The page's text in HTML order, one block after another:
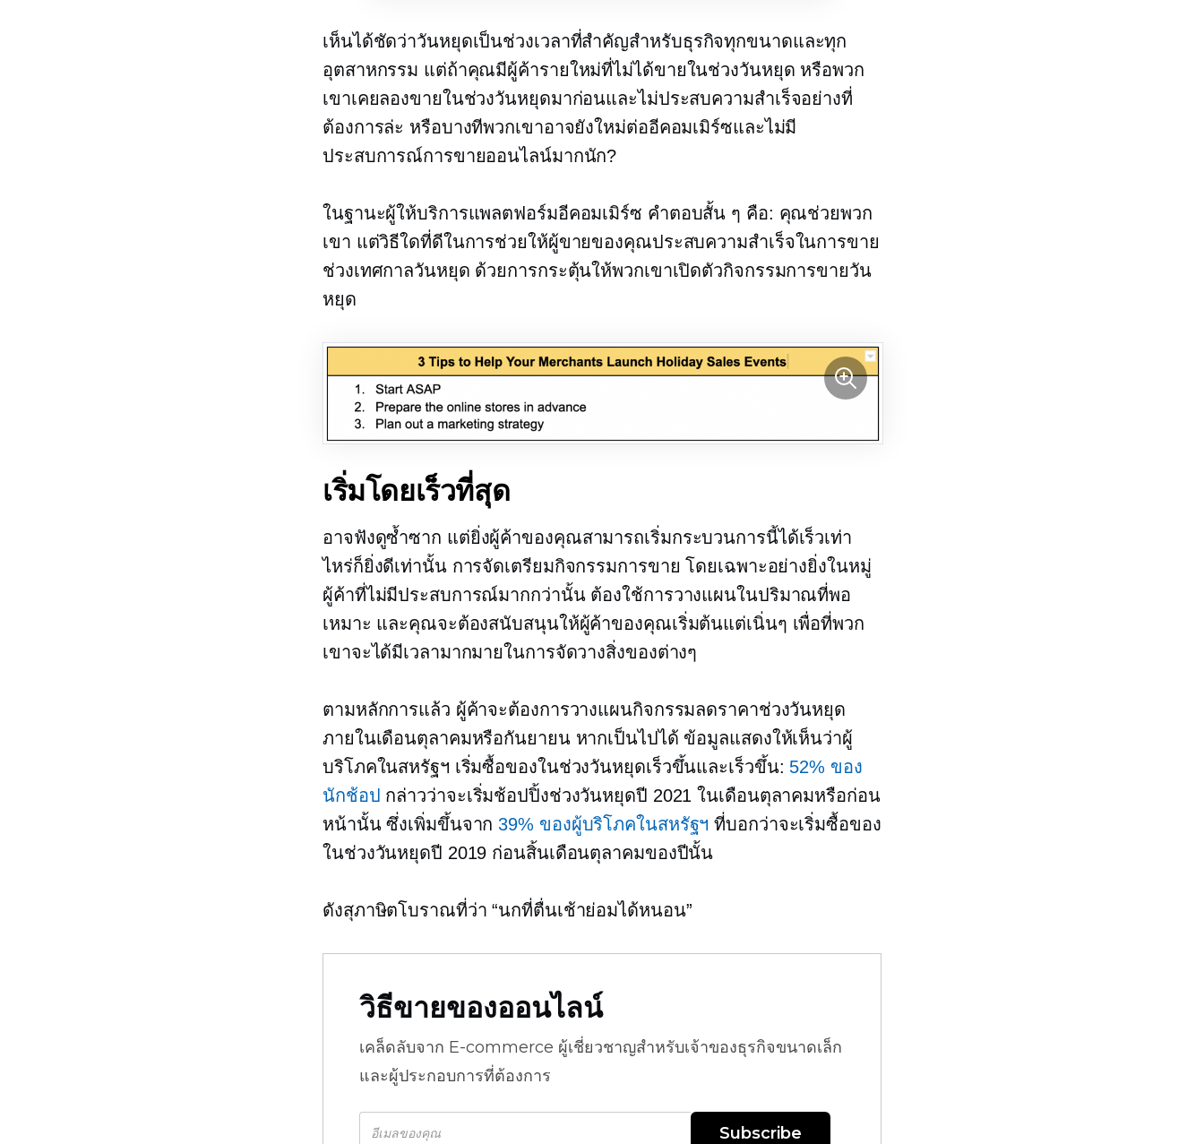
เห็นได้ชัดว่าวันหยุดเป็นช่วงเวลาที่สำคัญสำหรับธุรกิจทุกขนาดและทุก
อุตสาหกรรม แต่ถ้าคุณมีผู้ค้ารายใหม่ที่ไม่ได้ขายในช่วงวันหยุด หรือพวก
เขาเคยลองขายในช่วงวันหยุดมาก่อนและไม่ประสบความสำเร็จอย่างที่
ต้องการล่ะ หรือบางทีพวกเขาอาจยังใหม่ต่ออีคอมเมิร์ซและไม่มี
ประสบการณ์การขายออนไลน์มากนัก?
ในฐานะผู้ให้บริการแพลตฟอร์มอีคอมเมิร์ซ คำตอบสั้น ๆ คือ: คุณช่วยพวก
เขา แต่วิธีใดที่ดีในการช่วยให้ผู้ขายของคุณประสบความสำเร็จในการขาย
ช่วงเทศกาลวันหยุด ด้วยการกระตุ้นให้พวกเขาเปิดตัวกิจกรรมการขายวัน
หยุด
เริ่มโดยเร็วที่สุด
อาจฟังดูซ้ำซาก แต่ยิ่งผู้ค้าของคุณสามารถเริ่มกระบวนการนี้ได้เร็วเท่า
ไหร่ก็ยิ่งดีเท่านั้น การจัดเตรียมกิจกรรมการขาย โดยเฉพาะอย่างยิ่งในหมู่
ผู้ค้าที่ไม่มีประสบการณ์มากกว่านั้น ต้องใช้การวางแผนในปริมาณที่พอ
เหมาะ และคุณจะต้องสนับสนุนให้ผู้ค้าของคุณเริ่มต้นแต่เนิ่นๆ เพื่อที่พวก
เขาจะได้มีเวลามากมายในการจัดวางสิ่งของต่างๆ
ตามหลักการแล้ว ผู้ค้าจะต้องการวางแผนกิจกรรมลดราคาช่วงวันหยุด
ภายในเดือนตุลาคมหรือกันยายน หากเป็นไปได้ ข้อมูลแสดงให้เห็นว่าผู้
บริโภคในสหรัฐฯ เริ่มซื้อของในช่วงวันหยุดเร็วขึ้นและเร็วขึ้น: 52% ของ
นักช้อป กล่าวว่าจะเริ่มช้อปปิ้งช่วงวันหยุดปี 2021 ในเดือนตุลาคมหรือก่อน
หน้านั้น ซึ่งเพิ่มขึ้นจาก39% ของผู้บริโภคในสหรัฐฯ ที่บอกว่าจะเริ่มซื้อของ
ในช่วงวันหยุดปี 2019 ก่อนสิ้นเดือนตุลาคมของปีนั้น
ดังสุภาษิตโบราณที่ว่า “นกที่ตื่นเช้าย่อมได้หนอน”
วิธีขายของออนไลน์
เคล็ดลับจาก E-commerce ผู้เชี่ยวชาญสำหรับเจ้าของธุรกิจขนาดเล็ก
และผู้ประกอบการที่ต้องการ
Subscribe